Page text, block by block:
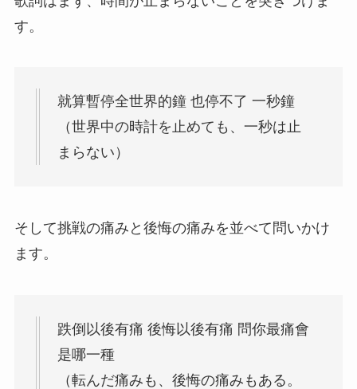
す。
就算暫停全世界的鐘 也停不了 一秒鐘
（世界中の時計を止めても、一秒は止
まらない）
そして挑戦の痛みと後悔の痛みを並べて問いかけ
ます。
跌倒以後有痛 後悔以後有痛 問你最痛會
是哪一種
（転んだ痛みも、後悔の痛みもある。